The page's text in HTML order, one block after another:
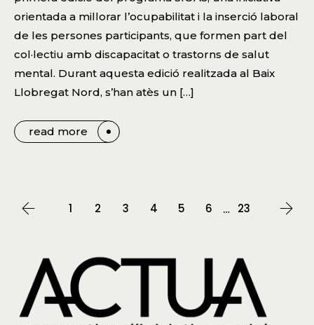
orientada a millorar l’ocupabilitat i la inserció laboral
de les persones participants, que formen part del
col·lectiu amb discapacitat o trastorns de salut
mental. Durant aquesta edició realitzada al Baix
Llobregat Nord, s’han atès un […]
read more
1 2 3 4 5 6 … 23